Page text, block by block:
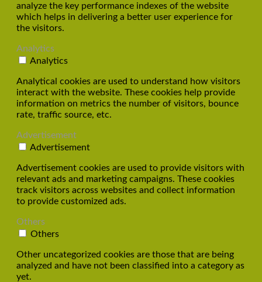
analyze the key performance indexes of the website
which helps in delivering a better user experience for
the visitors.
Analytics
Analytics
Analytical cookies are used to understand how visitors
interact with the website. These cookies help provide
information on metrics the number of visitors, bounce
rate, traffic source, etc.
Advertisement
Advertisement
Advertisement cookies are used to provide visitors with
relevant ads and marketing campaigns. These cookies
track visitors across websites and collect information
to provide customized ads.
Others
Others
Other uncategorized cookies are those that are being
analyzed and have not been classified into a category as
yet.